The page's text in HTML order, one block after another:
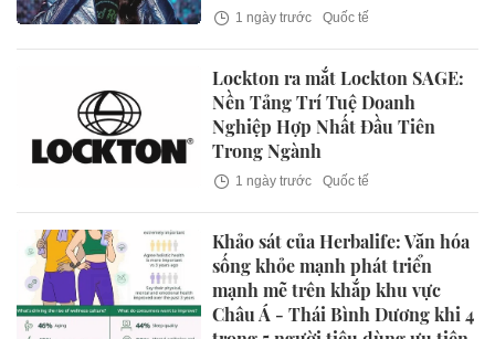
1 ngày trước Quốc tế
Lockton ra mắt Lockton SAGE:
Nền Tảng Trí Tuệ Doanh
Nghiệp Hợp Nhất Đầu Tiên
Trong Ngành
1 ngày trước Quốc tế
Khảo sát của Herbalife: Văn hóa
sống khỏe mạnh phát triển
mạnh mẽ trên khắp khu vực
Châu Á - Thái Bình Dương khi 4